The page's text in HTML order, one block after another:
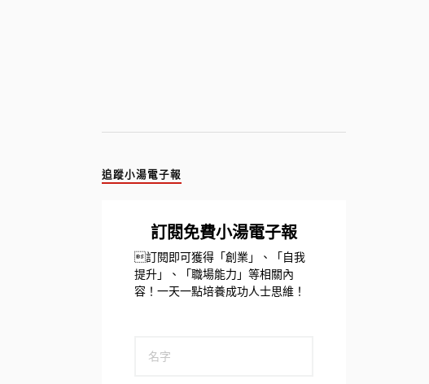
追蹤小湯電子報
訂閱免費小湯電子報
訂閱即可獲得「創業」、「自我
提升」、「職場能力」等相關內
容！一天一點培養成功人士思維！